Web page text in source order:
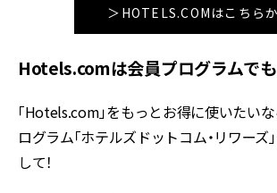
＞HOTELS.COMはこちら
Hotels.comは会員プログラムでも
「Hotels.com」をもっとお得に使いたい
ログラム「ホテルズドットコム・リワーズ
して！